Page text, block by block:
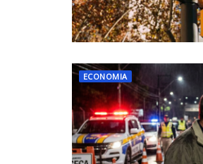
ECONOMIA